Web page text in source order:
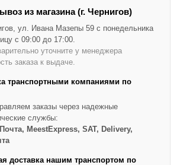
из магазина (г. Чернигов)
ул. Ивана Мазепы 59 с понедельника
с 09:00 до 17:00.
уточните у менеджера
заказа к выдаче.
транспортными компаниями по
заказы через надежные
службы:
MeestExpress, SAT, Delivery,
доставка нашим транспортом по